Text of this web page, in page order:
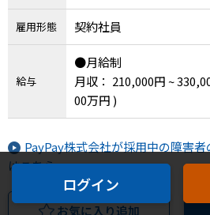
千葉県、東京都、神奈
川県、福井県、山梨県、
県、愛知県、三重県、
兵庫県、奈良県、和歌山
山県、広島県、山口県、
県、高知県、福岡県、佐
大分県、宮崎県、鹿児島
雇用形態 契約社員
給与
●月給制
月収： 210,000円 ~
00万円 )
PayPay株式会社が採用中の障害
はこちら
お気に入り追加
ログイン